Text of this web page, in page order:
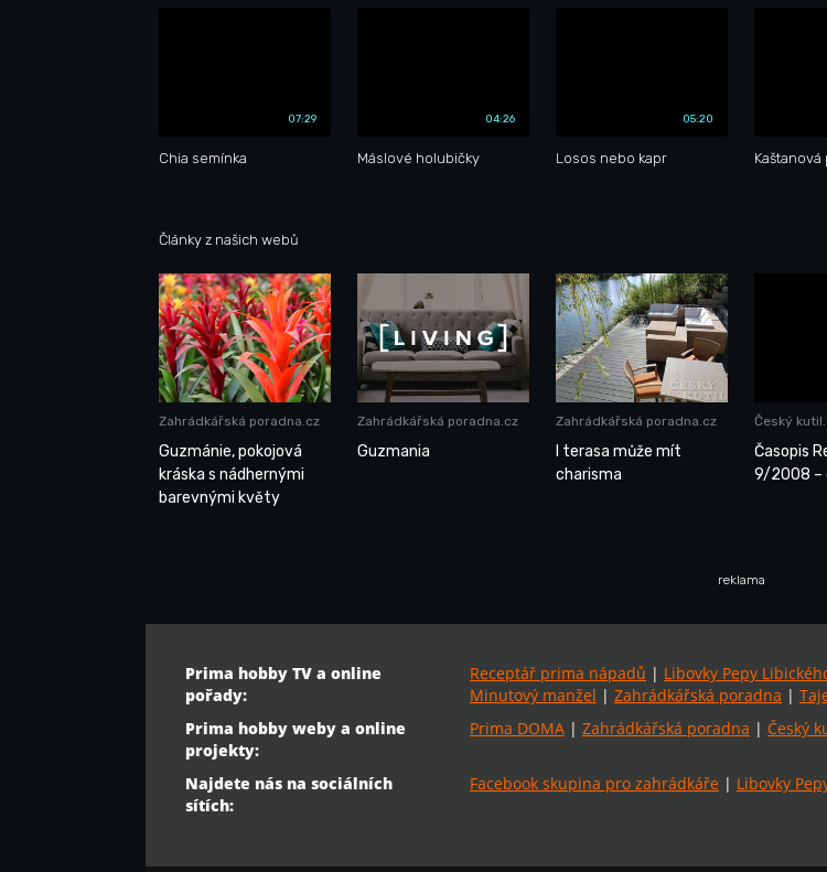
07:29
Chia semínka
04:26
Máslové holubičky
05:20
Losos nebo kapr Kaštanová
Články z našich webů
Zahrádkářská poradna.cz
Guzmánie, pokojová
kráska s nádhernými
barevnými květy
Zahrádkářská poradna.cz
Guzmania
Zahrádkářská poradna.cz
I terasa může mít
charisma
Český
Časopis
9/2008 –
reklama
Prima hobby TV a online
pořady:
Receptář prima nápadů | Libovky Pepy
Minutový manžel | Zahrádkářská poradna |
Prima hobby weby a online
projekty:
Prima DOMA | Zahrádkářská poradna | Český
Najdete nás na sociálních
sítích:
Facebook skupina pro zahrádkáře | Libovky